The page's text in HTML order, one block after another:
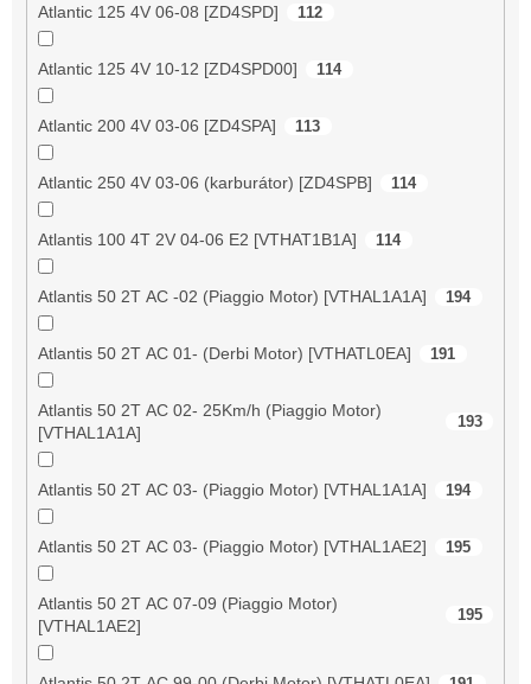
Atlantic 125 4V 06-08 [ZD4SPD] 112
Atlantic 125 4V 10-12 [ZD4SPD00] 114
Atlantic 200 4V 03-06 [ZD4SPA] 113
Atlantic 250 4V 03-06 (karburátor) [ZD4SPB] 114
Atlantis 100 4T 2V 04-06 E2 [VTHAT1B1A] 114
Atlantis 50 2T AC -02 (Piaggio Motor) [VTHAL1A1A] 194
Atlantis 50 2T AC 01- (Derbi Motor) [VTHATL0EA] 191
Atlantis 50 2T AC 02- 25Km/h (Piaggio Motor)
[VTHAL1A1A]
193
Atlantis 50 2T AC 03- (Piaggio Motor) [VTHAL1A1A] 194
Atlantis 50 2T AC 03- (Piaggio Motor) [VTHAL1AE2] 195
Atlantis 50 2T AC 07-09 (Piaggio Motor)
[VTHAL1AE2]
195